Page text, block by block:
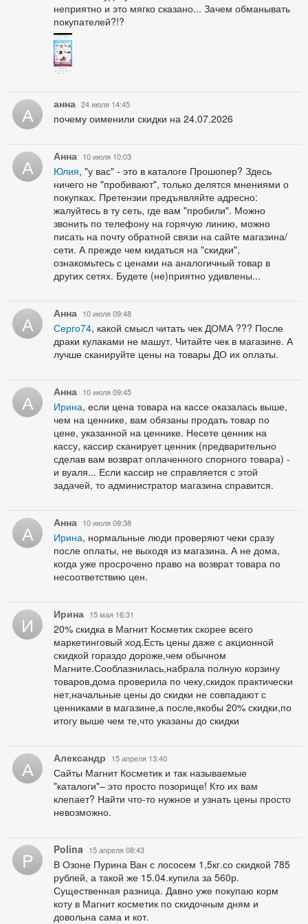
неприятно и это мягко сказано... Зачем обманывать
покупателей?!?
А анна 24 июля 14:45
почему оименили скидки на 24.07.2026
А Анна 10 июля 10:03
Юлия, "у вас" - это в каталоге Прошопер? Здесь
ничего не "пробивают", только делятся мнениями о
покупках. Претензии предъявляйте адресно:
жалуйтесь в ту сеть, где вам "пробили". Можно
звонить по телефону на горячую линию, можно
писать на почту обратной связи на сайте магазина/
сети. А прежде чем кидаться на "скидки",
ознакомьтесь с ценами на аналогичный товар в
других сетях. Будете (не)приятно удивлены...
А Анна 10 июля 09:48
Серго74, какой смысл читать чек ДОМА ??? После
драки кулаками не машут. Читайте чек в магазине. А
лучше сканируйте цены на товары ДО их оплаты.
А Анна 10 июля 09:45
Ирина, если цена товара на кассе оказалась выше,
чем на ценнике, вам обязаны продать товар по
цене, указанной на ценнике. Несете ценник на
кассу, кассир сканирует ценник (предварительно
сделав вам возврат оплаченного спорного товара) -
и вуаля... Если кассир не справляется с этой
задачей, то администратор магазина справится.
А Анна 10 июля 09:38
Ирина, нормальные люди проверяют чеки сразу
после оплаты, не выходя из магазина. А не дома,
когда уже просрочено право на возврат товара по
несоответствию цен.
И Ирина 15 мая 16:31
20% скидка в Магнит Косметик скорее всего
маркетинговый ход.Есть цены даже с акционной
скидкой гораздо дороже,чем обычном
Магните.Сооблазнилась,набрала полную корзину
товаров,дома проверила по чеку,скидок практически
нет,начальные цены до скидки не совпадают с
ценниками в магазине,а после,якобы 20% скидки,по
итогу выше чем те,что указаны до скидки
А Александр 15 апреля 13:40
Сайты Магнит Косметик и так называемые
"каталоги"– это просто позорище! Кто их вам
клепает? Найти что-то нужное и узнать цены просто
невозможно.
P Polina 15 апреля 08:43
В Озоне Пурина Ван с лососем 1,5кг.со скидкой 785
рублей, а такой же 15.04.купила за 560р.
Существенная разница. Давно уже покупаю корм
коту в Магнит косметик по скидочным дням и
довольна сама и кот.